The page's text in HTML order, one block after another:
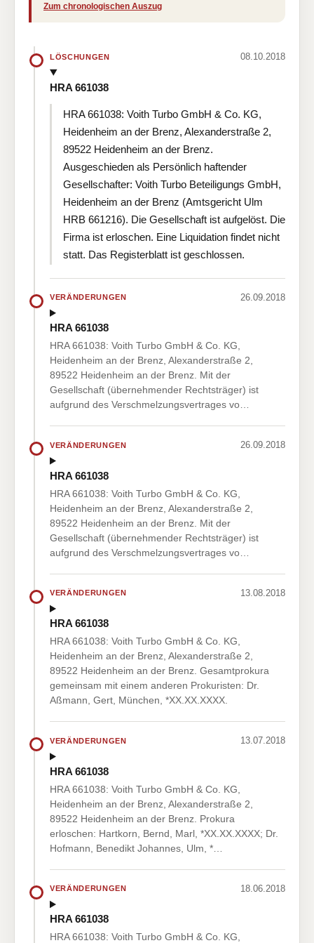
Zum chronologischen Auszug
LÖSCHUNGEN 08.10.2018
HRA 661038
HRA 661038: Voith Turbo GmbH & Co. KG,
Heidenheim an der Brenz, Alexanderstraße 2,
89522 Heidenheim an der Brenz.
Ausgeschieden als Persönlich haftender
Gesellschafter: Voith Turbo Beteiligungs GmbH,
Heidenheim an der Brenz (Amtsgericht Ulm
HRB 661216). Die Gesellschaft ist aufgelöst. Die
Firma ist erloschen. Eine Liquidation findet nicht
statt. Das Registerblatt ist geschlossen.
VERÄNDERUNGEN 26.09.2018
HRA 661038
HRA 661038: Voith Turbo GmbH & Co. KG,
Heidenheim an der Brenz, Alexanderstraße 2,
89522 Heidenheim an der Brenz. Mit der
Gesellschaft (übernehmender Rechtsträger) ist
aufgrund des Verschmelzungsvertrages vo…
VERÄNDERUNGEN 26.09.2018
HRA 661038
HRA 661038: Voith Turbo GmbH & Co. KG,
Heidenheim an der Brenz, Alexanderstraße 2,
89522 Heidenheim an der Brenz. Mit der
Gesellschaft (übernehmender Rechtsträger) ist
aufgrund des Verschmelzungsvertrages vo…
VERÄNDERUNGEN 13.08.2018
HRA 661038
HRA 661038: Voith Turbo GmbH & Co. KG,
Heidenheim an der Brenz, Alexanderstraße 2,
89522 Heidenheim an der Brenz. Gesamtprokura
gemeinsam mit einem anderen Prokuristen: Dr.
Aßmann, Gert, München, *XX.XX.XXXX.
VERÄNDERUNGEN 13.07.2018
HRA 661038
HRA 661038: Voith Turbo GmbH & Co. KG,
Heidenheim an der Brenz, Alexanderstraße 2,
89522 Heidenheim an der Brenz. Prokura
erloschen: Hartkorn, Bernd, Marl, *XX.XX.XXXX; Dr.
Hofmann, Benedikt Johannes, Ulm, *…
VERÄNDERUNGEN 18.06.2018
HRA 661038
HRA 661038: Voith Turbo GmbH & Co. KG,